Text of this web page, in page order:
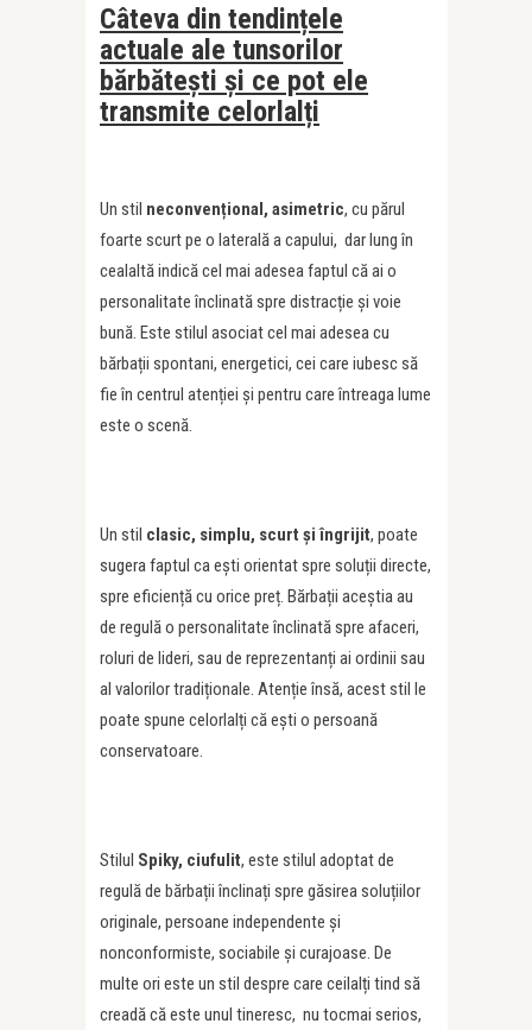
Câteva din tendințele
actuale ale tunsorilor
bărbătești și ce pot ele
transmite celorlalți
Un stil neconvențional, asimetric, cu părul
foarte scurt pe o laterală a capului, dar lung în
cealaltă indică cel mai adesea faptul că ai o
personalitate înclinată spre distracție și voie
bună. Este stilul asociat cel mai adesea cu
bărbații spontani, energetici, cei care iubesc să
fie în centrul atenției și pentru care întreaga lume
este o scenă.
Un stil clasic, simplu, scurt și îngrijit, poate
sugera faptul ca ești orientat spre soluții directe,
spre eficiență cu orice preț. Bărbații aceștia au
de regulă o personalitate înclinată spre afaceri,
roluri de lideri, sau de reprezentanți ai ordinii sau
al valorilor tradiționale. Atenție însă, acest stil le
poate spune celorlalți că ești o persoană
conservatoare.
Stilul Spiky, ciufulit, este stilul adoptat de
regulă de bărbații înclinați spre găsirea soluțiilor
originale, persoane independente și
nonconformiste, sociabile și curajoase. De
multe ori este un stil despre care ceilalți tind să
creadă că este unul tineresc, nu tocmai serios,